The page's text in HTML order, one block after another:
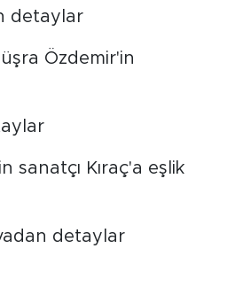
detaylar
Özdemir'in
sanatçı Kıraç'a eşlik
detaylar